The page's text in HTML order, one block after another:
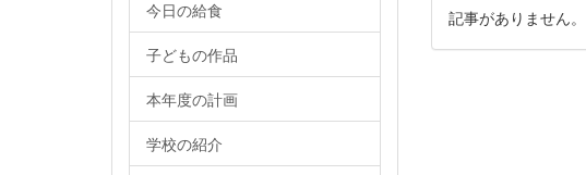
記事がありません。
今日の給食
子どもの作品
本年度の計画
学校の紹介